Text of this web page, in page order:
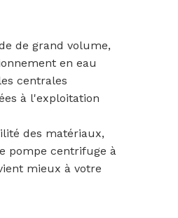
de grand volume,
en eau
centrales
à l'exploitation
des matériaux,
pompe centrifuge à
mieux à votre